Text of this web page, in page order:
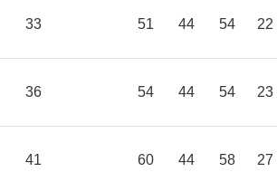
33 51 44 54 22
36 54 44 54 23
41 60 44 58 27